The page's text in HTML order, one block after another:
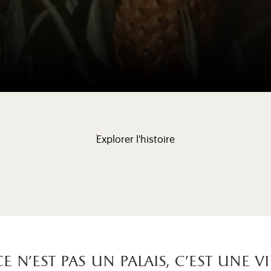
Explorer l'histoire
n’est pas un palais, c’est une